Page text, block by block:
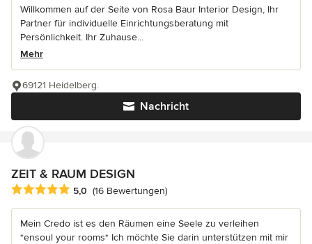
Willkommen auf der Seite von Rosa Baur Interior Design, Ihr
Partner für individuelle Einrichtungsberatung mit
Persönlichkeit. Ihr Zuhause...
Mehr
Nachricht
69121 Heidelberg.
ZEIT & RAUM DESIGN
Durchschnittliche Bewertung: 5 von 5 Sternen
5,0 (16 Bewertungen)
Mein Credo ist es den Räumen eine Seele zu verleihen
*ensoul your rooms* Ich möchte Sie darin unterstützen mit mir